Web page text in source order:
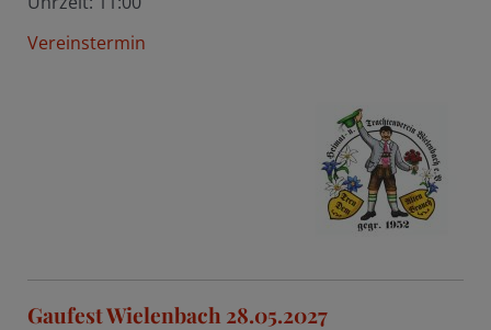
Vereinstermin
Gaufest Wielenbach 28.05.2027